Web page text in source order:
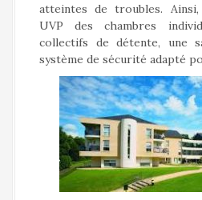
atteintes de troubles.
UVP des chambres
collectifs de détente, une
système de sécurité adapté